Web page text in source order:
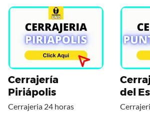
Cerrajería
Piriápolis
Cerrajeria 24 horas
del